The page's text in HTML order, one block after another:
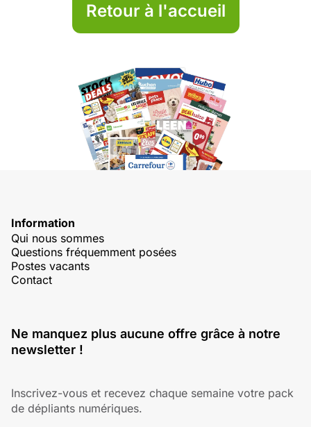
Retour à l'accueil
Information
Qui nous sommes
Questions fréquemment posées
Postes vacants
Contact
Ne manquez plus aucune offre grâce à notre
newsletter !
Inscrivez-vous et recevez chaque semaine votre pack
de dépliants numériques.